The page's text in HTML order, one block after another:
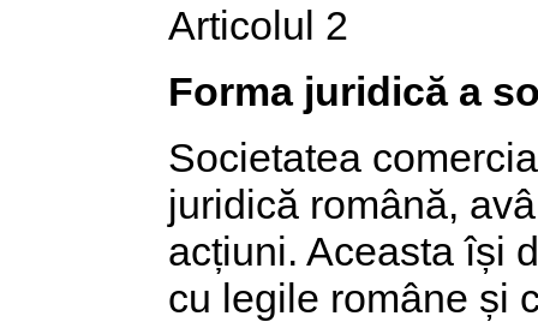
Articolul 2
Forma juridică a
Societatea
juridică română,
acțiuni. Aceasta își
cu legile române și